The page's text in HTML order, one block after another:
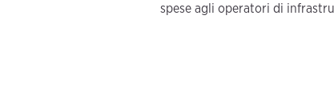
spese agli operatori di